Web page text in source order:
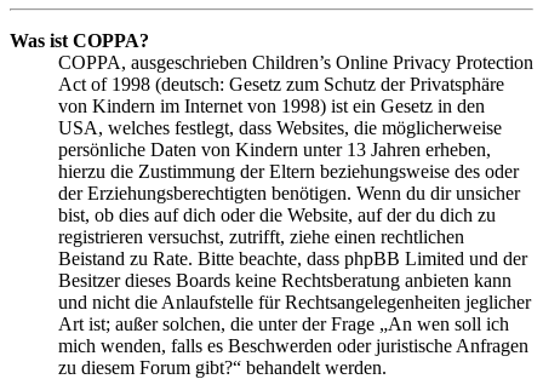
Was ist COPPA?
COPPA, ausgeschrieben Children’s Online Privacy Protection
Act of 1998 (deutsch: Gesetz zum Schutz der Privatsphäre
von Kindern im Internet von 1998) ist ein Gesetz in den
USA, welches festlegt, dass Websites, die möglicherweise
persönliche Daten von Kindern unter 13 Jahren erheben,
hierzu die Zustimmung der Eltern beziehungsweise des oder
der Erziehungsberechtigten benötigen. Wenn du dir unsicher
bist, ob dies auf dich oder die Website, auf der du dich zu
registrieren versuchst, zutrifft, ziehe einen rechtlichen
Beistand zu Rate. Bitte beachte, dass phpBB Limited und der
Besitzer dieses Boards keine Rechtsberatung anbieten kann
und nicht die Anlaufstelle für Rechtsangelegenheiten jeglicher
Art ist; außer solchen, die unter der Frage „An wen soll ich
mich wenden, falls es Beschwerden oder juristische Anfragen
zu diesem Forum gibt?“ behandelt werden.